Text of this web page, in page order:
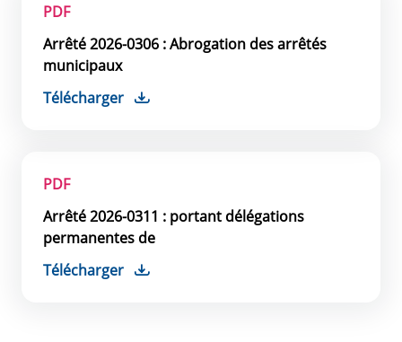
PDF
Arrêté 2026-0306 : Abrogation des arrêtés
municipaux
Télécharger
PDF
Arrêté 2026-0311 : portant délégations
permanentes de
Télécharger